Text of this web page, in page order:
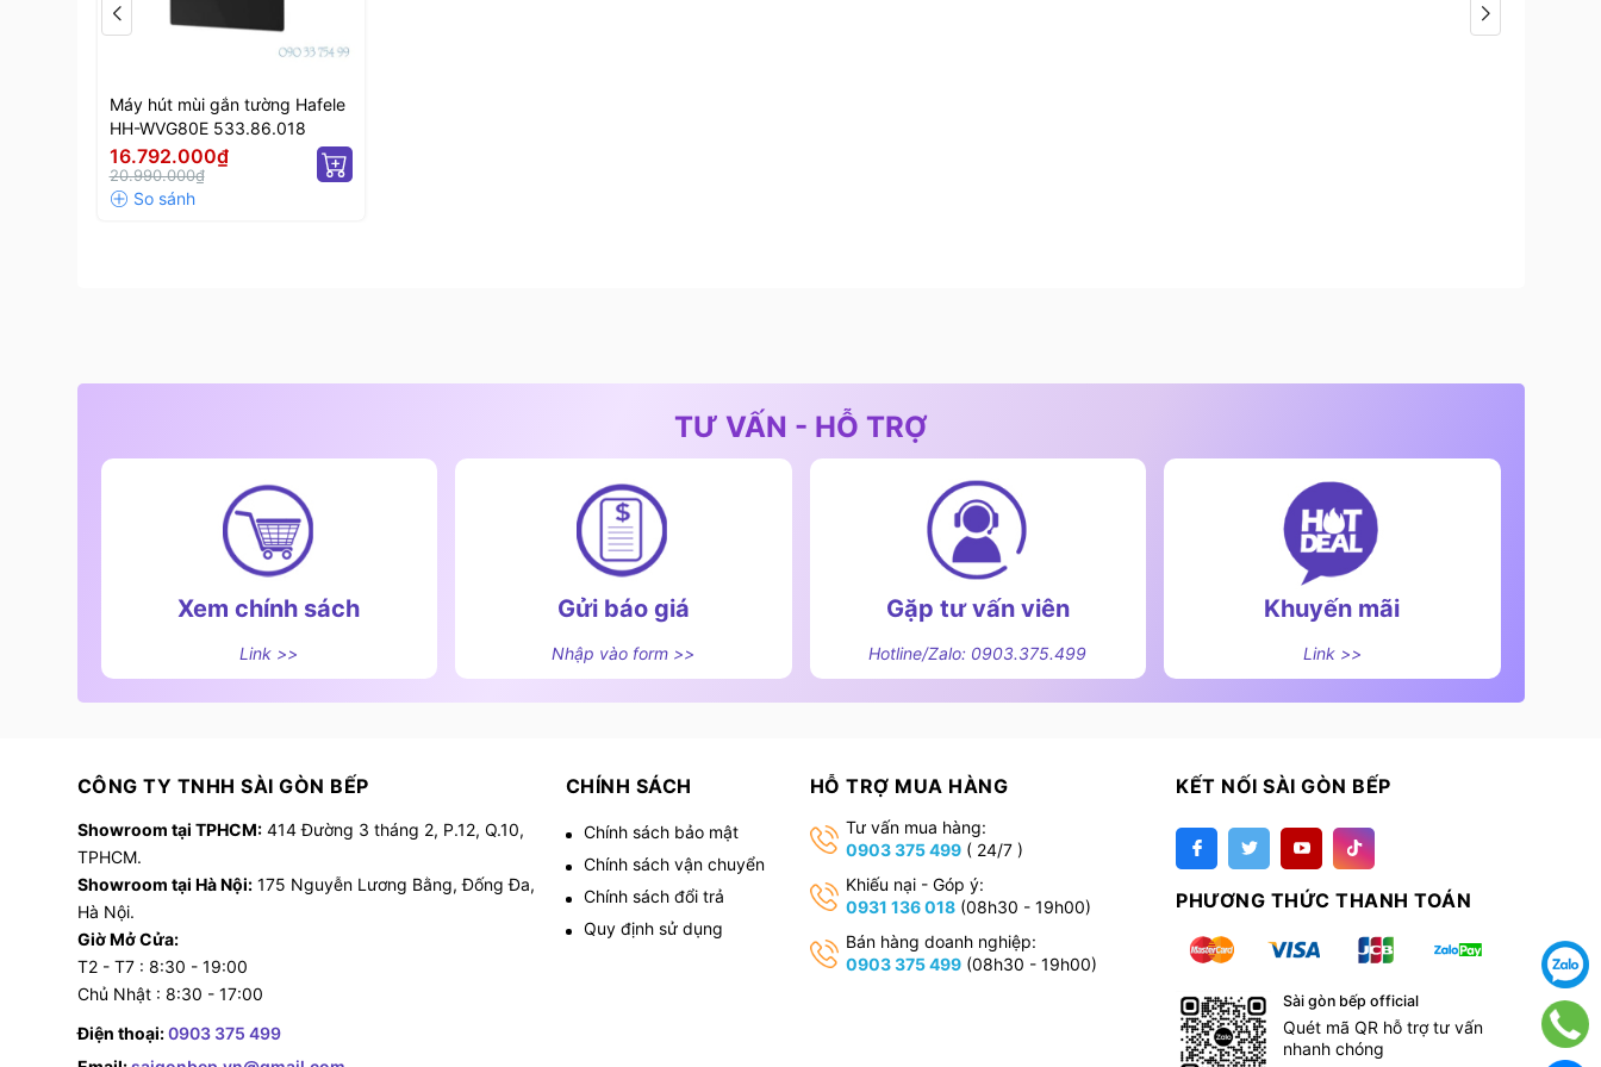
Máy hút mùi gắn tường Hafele
HH-WVG80E 533.86.018
16.792.000₫
20.990.000₫
TƯ VẤN - HỖ TRỢ
Xem chính sách
Link >>
Gửi báo giá
Nhập vào form >>
Gặp tư vấn viên
Hotline/Zalo: 0903.375.499
Khuyến mãi
Link >>
CÔNG TY TNHH SÀI GÒN BẾP
Showroom tại TPHCM:414 Đường 3 tháng 2, P.12, Q.10,
TPHCM.
Showroom tại Hà Nội:175 Nguyễn Lương Bằng, Đống Đa,
Hà Nội.
Giờ Mở Cửa:
T2 - T7 : 8:30 - 19:00
Chủ Nhật : 8:30 - 17:00
Điện thoại:0903 375 499
CHÍNH SÁCH
Chính sách bảo mật
Chính sách vận chuyển
Chính sách đổi trả
Quy định sử dụng
HỖ TRỢ MUA HÀNG
Tư vấn mua hàng:
0903 375 499( 24/7 )
Khiếu nại - Góp ý:
0931 136 018(08h30 - 19h00)
Bán hàng doanh nghiệp:
0903 375 499(08h30 - 19h00)
KẾT NỐI SÀI GÒN BẾP
PHƯƠNG THỨC THANH TOÁN
Sài gòn bếp official
Quét mã QR hỗ trợ tư vấn
nhanh chóng